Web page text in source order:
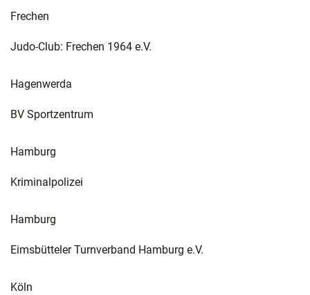
Frechen
Judo-Club: Frechen 1964 e.V.
Hagenwerda
BV Sportzentrum
Hamburg
Kriminalpolizei
Hamburg
Eimsbütteler Turnverband Hamburg e.V.
Köln